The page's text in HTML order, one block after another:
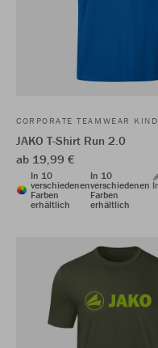
CORPORATE TEAMWEAR
JAKO T-Shirt Run 2.0
ab 19,99 €
In 10
verschiedenen
Farben
erhältlich
In 10
verschiedenen
Farben
erhältlich